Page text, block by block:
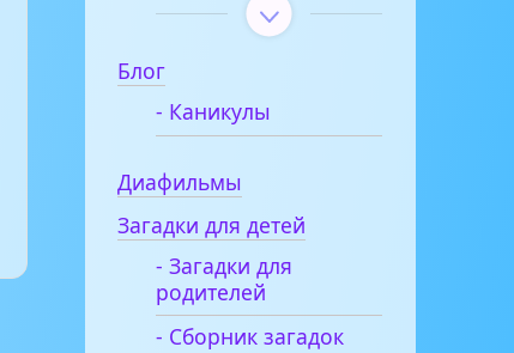
Блог
- Каникулы
Диафильмы
Загадки для детей
- Загадки для
родителей
- Сборник загадок